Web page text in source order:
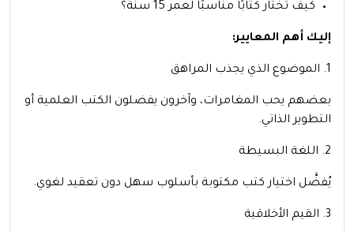
كيف تختار كتابًا مناسبًا لعمر 15 سنة؟
إليك أهم المعايير:
1. الموضوع الذي يجذب المراهق
بعضهم يحب المغامرات، وآخرون يفضلون الكتب العلمية أو
التطوير الذاتي.
2. اللغة البسيطة
يُفضَّل اختيار كتب مكتوبة بأسلوب سهل دون تعقيد لغوي.
3. القيم الأخلاقية